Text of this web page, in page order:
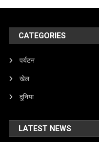
CATEGORIES
पर्यटन
खेल
दुनिया
LATEST NEWS